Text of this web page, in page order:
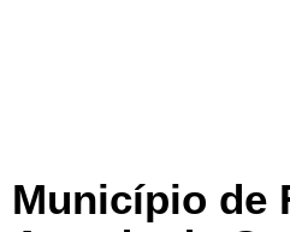
Município de